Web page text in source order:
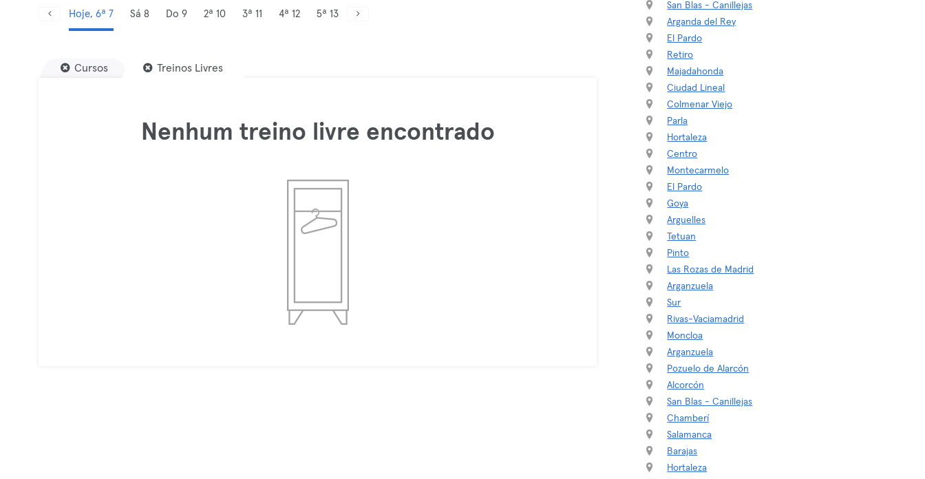
Hoje, 6ª 7 Sá 8 Do 9 2ª 10 3ª 11 4ª 12 5ª 13
Cursos Treinos Livres
Nenhum treino livre encontrado
San Blas - Canillejas
Arganda del Rey
El Pardo
Retiro
Majadahonda
Ciudad Lineal
Colmenar Viejo
Parla
Hortaleza
Centro
Montecarmelo
El Pardo
Goya
Arguelles
Tetuan
Pinto
Las Rozas de Madrid
Arganzuela
Sur
Rivas-Vaciamadrid
Moncloa
Arganzuela
Pozuelo de Alarcón
Alcorcón
San Blas - Canillejas
Chamberí
Salamanca
Barajas
Hortaleza